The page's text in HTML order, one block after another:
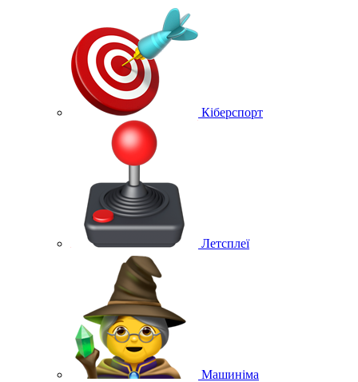
Кіберспорт
Летсплеї
Машиніма